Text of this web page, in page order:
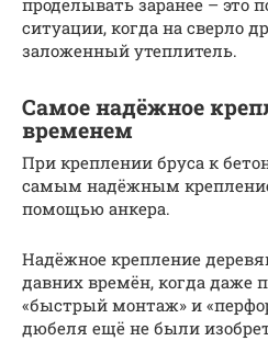
проделывать заранее – это
ситуации, когда на сверло
заложенный утеплитель.
Самое надёжное
временем
При креплении бруса к
самым надёжным
помощью анкера.
Надёжное крепление
давних времён, когда даже
«быстрый монтаж» и
дюбеля ещё не были